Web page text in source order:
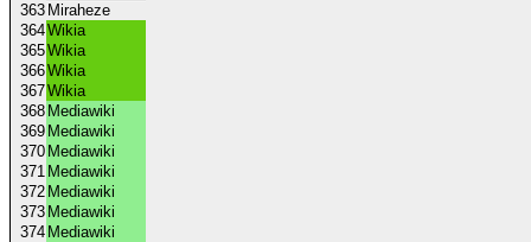
363 Miraheze
364Wikia
365Wikia
366Wikia
367Wikia
368 Mediawiki
369 Mediawiki
370 Mediawiki
371 Mediawiki
372 Mediawiki
373 Mediawiki
374 Mediawiki